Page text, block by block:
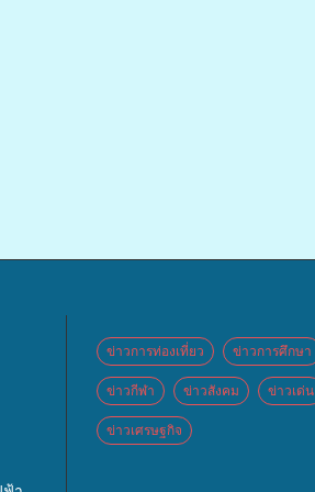
ข่าวการท่องเที่ยว ข่าวการศึกษา
ข่าวกีฬา ข่าวสังคม ข่าวเด่น
ข่าวเศรษฐกิจ